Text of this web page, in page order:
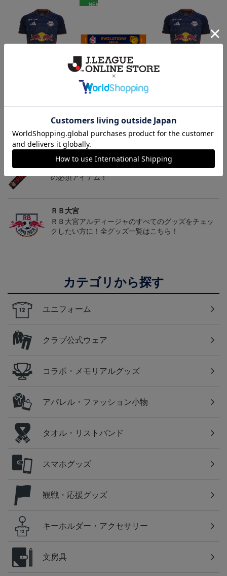
ルド1st）
NEW
RB大宮アルディージャ
ピカチュウ タオルマフラ
2,500円
トピックス
ＲＢ大宮
こだわりのデザインに注目！タオルマフラーは応援
の必須アイテム！
ＲＢ大宮
ＲＢ大宮アルディージャのすべてのグッズをチェッ
クしたい方に！全グッズ一覧はこちら！
カテゴリから探す
ユニフォーム
クラブ公式ウェア
コラボ・メモリアルグッズ
アパレル・ファッション小物
タオル・リストバンド
スマホグッズ
観戦・応援グッズ
キーホルダー・アクセサリー
文房具